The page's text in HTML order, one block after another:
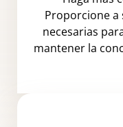
Proporcione a
necesarias
mantener la